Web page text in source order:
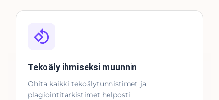
Tekoäly ihmiseksi muunnin
Ohita kaikki tekoälytunnistimet ja
plagiointitarkistimet helposti